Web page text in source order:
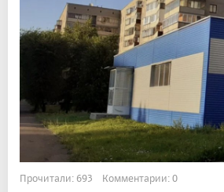
Прочитали: 693 Комментарии: 0